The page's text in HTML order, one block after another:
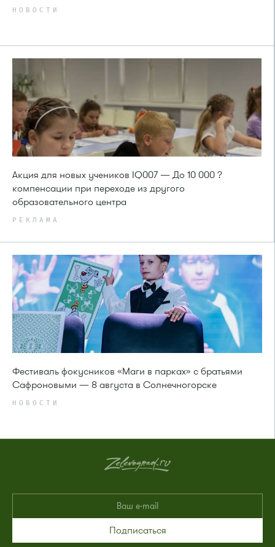
НОВОСТИ
Акция для новых учеников IQ007 — До 10 000 ?
компенсации при переходе из другого
образовательного центра
РЕКЛАМА
Фестиваль фокусников «Маги в парках» с братьями
Сафроновыми — 8 августа в Солнечногорске
НОВОСТИ
Подписаться